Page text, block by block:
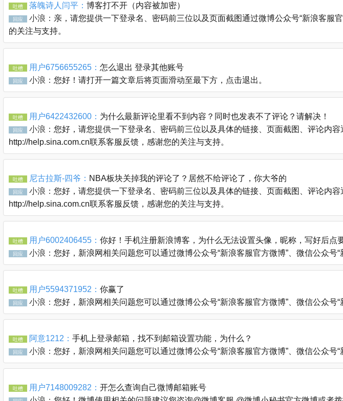
吐槽 落魄诗人闫平： 博客打不开（内容被加密）
回应 小浪： 亲，请您提供一下登录名、密码前三位以及页面截图通过微博公众号“新浪客服
的关注与支持。
吐槽 用户6756655265： 怎么退出 登录其他账号
回应 小浪： 您好！请打开一篇文章后将页面滑动至最下方，点击退出。
吐槽 用户6422432600： 为什么最新评论里看不到内容？同时也发表不了评论？请解决！
回应 小浪： 您好，请您提供一下登录名、密码前三位以及具体的链接、页面截图、评论内
http://help.sina.com.cn联系客服反馈，感谢您的关注与支持。
吐槽 尼古拉斯-四爷： NBA板块关掉我的评论了？居然不给评论了，你大爷的
回应 小浪： 您好，请您提供一下登录名、密码前三位以及具体的链接、页面截图、评论内
http://help.sina.com.cn联系客服反馈，感谢您的关注与支持。
吐槽 用户6002406455： 你好！手机注册新浪博客，为什么无法设置头像，昵称，写好后点
回应 小浪： 您好，新浪网相关问题您可以通过微博公众号“新浪客服官方微博”、微信公众
吐槽 用户5594371952： 你赢了
回应 小浪： 您好，新浪网相关问题您可以通过微博公众号“新浪客服官方微博”、微信公众
吐槽 阿意1212： 手机上登录邮箱，找不到邮箱设置功能，为什么？
回应 小浪： 您好，新浪网相关问题您可以通过微博公众号“新浪客服官方微博”、微信公众
吐槽 用户7148009282： 开怎么查询自己微博邮箱账号